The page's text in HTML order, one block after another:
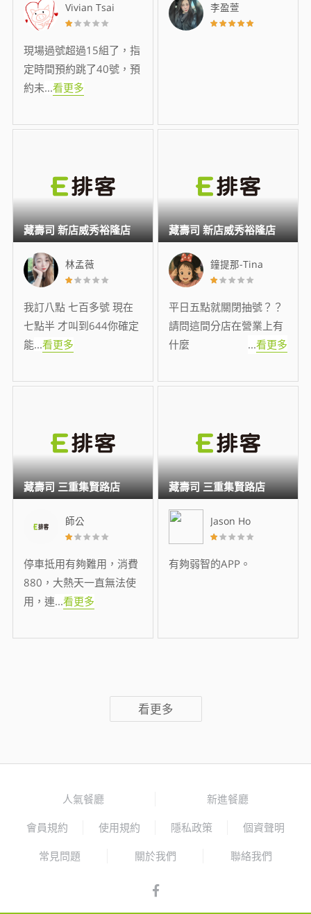
Vivian Tsai
現場過號超過15組了，指
定時間預約跳了40號，預
約未...看更多
李盈萱
林孟薇
我訂八點 七百多號 現在
七點半 才叫到644你確定
能...看更多
藏壽司 新店威秀裕隆店
鐘提那-Tina
平日五點就關閉抽號？？
請問這間分店在營業上有
什麼
...看更多
藏壽司 新店威秀裕隆店
師公
停車抵用有夠難用，消費
880，大熱天一直無法使
用，連...看更多
藏壽司 三重集賢路店
Jason Ho
有夠弱智的APP。
藏壽司 三重集賢路店
看更多
人氣餐廳 新進餐廳
會員規約 使用規約 隱私政策 個資聲明
常見問題 關於我們 聯絡我們